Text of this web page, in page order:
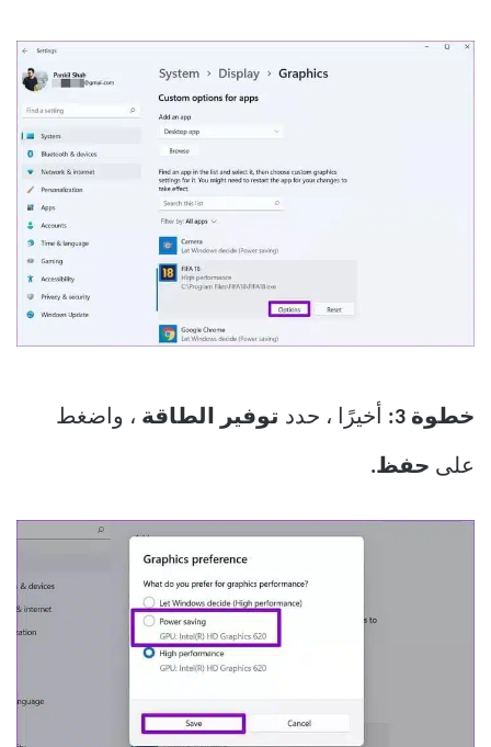
خطوة 3: أخيرًا ، حدد توفير الطاقة ، واضغط
على حفظ.